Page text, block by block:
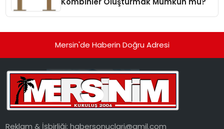
Mersin'de Haberin Doğru Adresi
Reklam & İşbirliği:habersonuclari@gmil.com